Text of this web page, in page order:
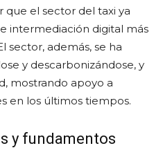
el sector del taxi ya
intermediación digital más
sector, además, se ha
y descarbonizándose, y
mostrando apoyo a
en los últimos tiempos.
y fundamentos